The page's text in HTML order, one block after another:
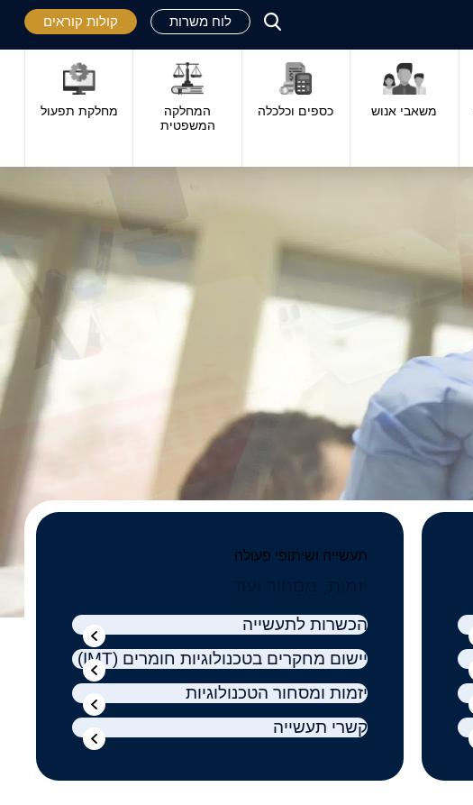
פתח
סגור לוח משרות קולות קוראים
משאבי אנוש כספים וכלכלה
המחלקה
המשפטית
מחלקת תפעול
תעשייה ושיתופי פעולה
הכשרות לתעשייה
יישום מחקרים בטכנולוגיות חומרים (IMT)
יזמות ומסחור הטכנולוגיות
קשרי תעשייה